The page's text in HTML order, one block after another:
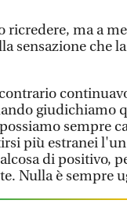
ma a
sensazione che
giudichiamo
sempre
più estranei
di positivo,
Nulla è sempre